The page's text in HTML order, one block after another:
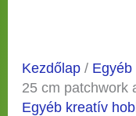
Kezdőlap/
25 cm patchwork
Egyéb kreatív